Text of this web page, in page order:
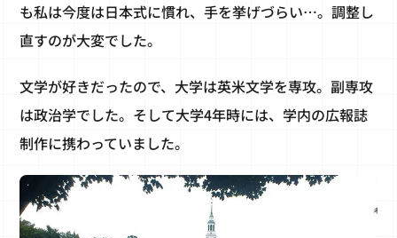
も私は今度は日本式に慣れ、手を挙げづらい…。調整し
直すのが大変でした。
文学が好きだったので、大学は英米文学を専攻。副専攻
は政治学でした。そして大学4年時には、学内の広報誌
制作に携わっていました。